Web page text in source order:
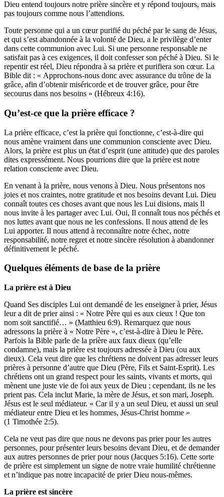
Dieu entend toujours notre prière sincère et y répond toujours, mais
pas toujours comme nous l’attendions.
Toute personne qui a un cœur purifié du péché par le sang de Jésus,
et qui s’est abandonnée à la volonté de Dieu, a le privilège d’enter
dans cette communion avec Lui. Si une personne responsable ne
satisfait pas à ces exigences, il doit confesser son péché à Dieu. Si le
repentir est réel, Dieu répondra à sa prière et purifiera son cœur. La
Bible dit : « Approchons-nous donc avec assurance du trône de la
grâce, afin d’obtenir miséricorde et de trouver grâce, pour être
secourus dans nos besoins » (Hébreux 4:16).
Qu’est-ce que la prière efficace ?
La prière efficace, c’est la prière qui fonctionne, c’est-à-dire qui
nous amène vraiment dans une communion consciente avec Dieu.
Alors, la prière est plus un état d’esprit (une attitude) que des paroles
dites expressément. Nous pourrions dire que la prière est notre
relation consciente avec Dieu.
En venant à la prière, nous venons à Dieu. Nous présentons nos
joies et nos craintes, notre gratitude et nos besoins devant Lui. Dieu
connaît toutes ces choses avant que nous les Lui disions, mais Il
nous invite à les partager avec Lui. Oui, Il connaît tous nos péchés et
nos luttes avant que nous ne les confessions. Il nous attend de les
Lui apporter. Il nous attend à reconnaître notre échec, notre
responsabilité, notre regret et notre sincère résolution à abandonner
définitivement le péché.
Quelques éléments de base de la prière
La prière est à Dieu
Quand Ses disciples Lui ont demandé de les enseigner à prier, Jésus
leur a dit de prier ainsi : « Notre Père qui es aux cieux ! Que ton
nom soit sanctifié… » (Matthieu 6:9). Remarquez que nous
adressons la prière à « Notre Père », c’est-à-dire à Dieu le Père.
Parfois la Bible parle de la prière aux faux dieux (qu’elle
condamne), mais la prière est toujours adressée à Dieu (ou aux
dieux). Cela veut dire que les chrétiens ne doivent pas adresser leurs
prières à personne d’autre que Dieu (Père, Fils et Saint-Esprit). Les
chrétiens ont un grand respect pour les saints, vivants et morts, qui
mènent une juste vie de foi aux yeux de Dieu ; cependant, ils ne les
prient pas. Cela inclut Marie, la mère de Jésus, et son mari, Joseph.
Jésus est le seul médiateur. « Car il y a un seul Dieu, et aussi un seul
médiateur entre Dieu et les hommes, Jésus-Christ homme »
(1 Timothée 2:5).
Cela ne veut pas dire que nous ne devons pas prier pour les autres
personnes, pour présenter leurs besoins devant Dieu, et de demander
aux autres personnes de prier pour nous (Jacques 5:16). Cette sorte
de prière est simplement un signe de notre vraie humilité chrétienne
et n’indique pas notre incapacité de prier Dieu nous-mêmes.
La prière est sincère